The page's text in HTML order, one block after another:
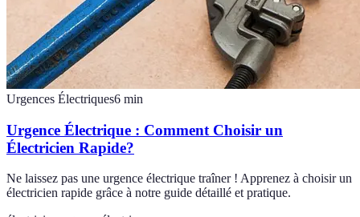
Urgences Électriques6 min
Urgence Électrique : Comment Choisir un
Électricien Rapide?
Ne laissez pas une urgence électrique traîner ! Apprenez à choisir un
électricien rapide grâce à notre guide détaillé et pratique.